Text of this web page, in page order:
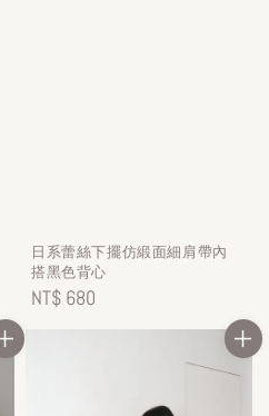
日系蕾絲下擺仿緞面細肩帶內
搭黑色背心
Regular
NT$ 680